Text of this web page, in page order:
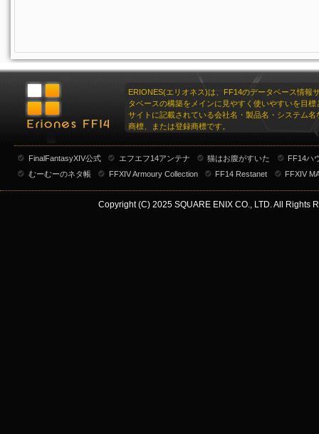
ERIONES(エリオネス)は、FF14のデータベース情報
タベースの構築をメインに見やすく使いやすいを目標
サイトに記載されている会社名・製品名・システム名
商標、または登録商標です。
FinalFantasyXIV公式 エフエフ14アンテナ 猫はお腹がすいた
FF14ハ
むーむーのネタ帳
FFXIV Armoury Collection FF14 Restanet FFXIV
Copyright (C) 2025 SQUARE ENIX CO., LTD. All Rights